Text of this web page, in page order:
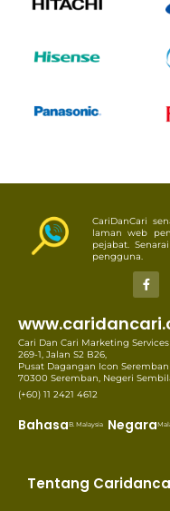
CariDanCari
laman web
pejabat.
pengguna.
Cari Dan Cari Marketing Services
269-1, Jalan S2 B26,
Pusat Dagangan Icon Seremban
70300 Seremban, Negeri
(+60) 11 2421 4612
BahasaB. Malaysia Negara
Tentang